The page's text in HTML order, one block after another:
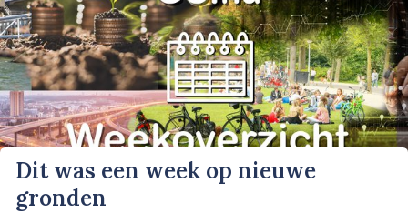
Dit was een week op nieuwe
gronden